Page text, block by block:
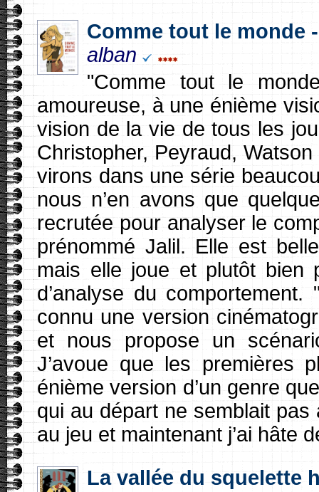
Comme tout le monde
alban
"Comme tout le
amoureuse, à une énième
vision de la vie de tous les
Christopher, Peyraud,
virons dans une série
nous n’en avons que
recrutée pour analyser le
prénommé Jalil. Elle est
mais elle joue et plutôt bien
d’analyse du
connu une version
et nous propose un
J’avoue que les premières
énième version d’un genre
qui au départ ne semblait pas
au jeu et maintenant j’ai hâte
La vallée du squelette